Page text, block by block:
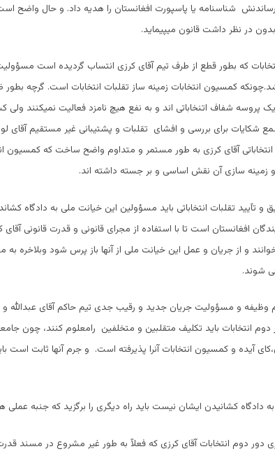
شناسنامه یا پاسپورت افغانستان را هدیه داد. و حال واضح
بدون در نظر داشت قانون میپیماید.
که بطور قطع از طرف تیم آقای کرزی انتساب گردیده است
کمسیون انتخابات زمینه ساز تقلبات انتخابات است. گرچه بطور
یک پروسه شفاف اتنخاباتی اند و به نفع هیچ نامزد فعالیت نمیکنند
شکایات برای بررسی و افشای تقلبات و پشتیبانی غیر مستقیم آقای
آقای کرزی به طور مستمر و متداوم واضح ساخت که کمسیون
زمینه سازی آن نقش اساسی و بر جسته داشته اند.
و تآیید تقلبات انتخاباتی باید مسؤولین این خیانت ملی به دادگاه
افغانستان است تا با استفاده از مجرای قانونی و قدرت قانونی آقای
و از جریان و عمل این خیانت ملی از آنها باز پرس شود وبلاخره
شوند.
وظیفه و مسؤولیت جریان جدید و رقیب جدی تیم حاکم آقای عبدالله
دوم انتخابات باید تکلیف متقلبین و متخلفین رامعلوم کنند، چون
آیده و کمسیون انتخابات آنرا پذیرفته است. و جرم آنها ثابت است
به دادگاه کشانیدن ایشان نیست باید راه دیگری را برگزید که جنبه عملی
دور دوم انتخابات آقای کرزی که فعلآ به طور غیر مشروع در مسند